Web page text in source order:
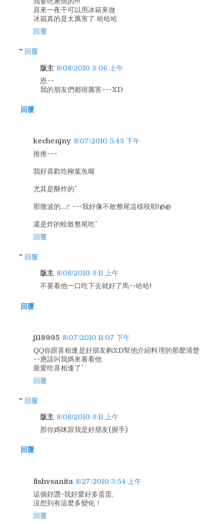
原來一夜干可以用冰箱來做
冰箱真的是太厲害了 哈哈哈
回覆
回覆
版主 8/08/2010 3:06 上午
恩~~
我的朋友們都很厲害~~~XD
回覆
kechenjny 8/07/2010 5:43 下午
推推~~~
我好喜歡吃柳葉魚喔
尤其是酥炸的^^
那微波的...ㄜ~~~我好像不敢整尾這樣咬耶!@@
還是炸的較敢整尾吃^^
回覆
回覆
版主 8/08/2010 3:11 上午
不要看他一口吃下去就好了馬~~哈哈!
回覆
j118995 8/07/2010 11:07 下午
QQ你跟喜相逢是好朋友齁XD幫他介紹料理的那麼清楚
~~應該叫我媽來看看他
最愛吃喜相逢了^^
回覆
回覆
版主 8/08/2010 3:11 上午
那你媽咪跟我是好朋友(握手)
回覆
fishvsanita 8/27/2010 3:54 上午
這個好讚~我好愛好多蛋蛋,
沒想到有這麼多變化！
回覆